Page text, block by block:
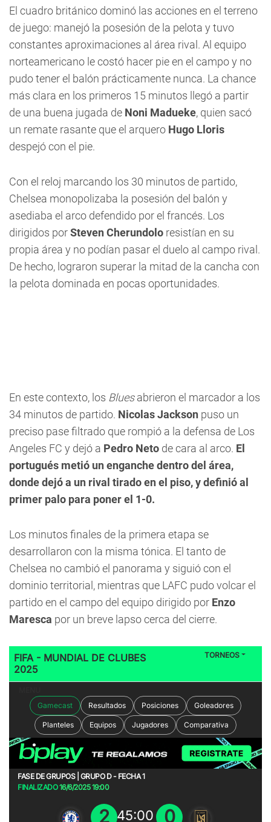
El cuadro británico dominó las acciones en el terreno
de juego: manejó la posesión de la pelota y tuvo
constantes aproximaciones al área rival. Al equipo
norteamericano le costó hacer pie en el campo y no
pudo tener el balón prácticamente nunca. La chance
más clara en los primeros 15 minutos llegó a partir
de una buena jugada de Noni Madueke, quien sacó
un remate rasante que el arquero Hugo Lloris
despejó con el pie.
Con el reloj marcando los 30 minutos de partido,
Chelsea monopolizaba la posesión del balón y
asediaba el arco defendido por el francés. Los
dirigidos porSteven Cherundolo resistían en su
propia área y no podían pasar el duelo al campo rival.
De hecho, lograron superar la mitad de la cancha con
la pelota dominada en pocas oportunidades.
En este contexto, los Bluesabrieron el marcador a los
34 minutos de partido. Nicolas Jackson puso un
preciso pase filtrado que rompió a la defensa de Los
Angeles FC y dejó a Pedro Neto de cara al arco. El
portugués metió un enganche dentro del área,
donde dejó a un rival tirado en el piso, y definió al
primer palo para poner el 1-0.
Los minutos finales de la primera etapa se
desarrollaron con la misma tónica. El tanto de
Chelsea no cambió el panorama y siguió con el
dominio territorial, mientras que LAFC pudo volcar el
partido en el campo del equipo dirigido por Enzo
Maresca por un breve lapso cerca del cierre.